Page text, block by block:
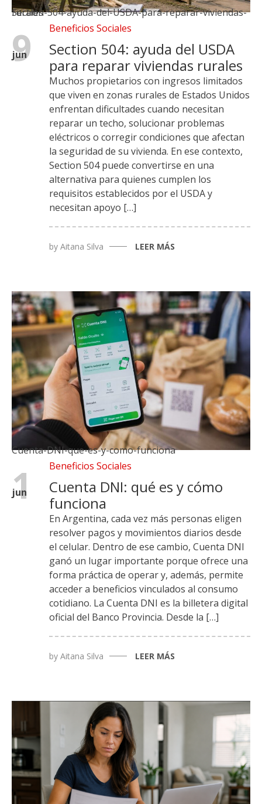
Section-504-ayuda-del-USDA-para-reparar-viviendas-rurales
jun
9 Beneficios Sociales
Section 504: ayuda del USDA
para reparar viviendas rurales
Muchos propietarios con ingresos limitados
que viven en zonas rurales de Estados Unidos
enfrentan dificultades cuando necesitan
reparar un techo, solucionar problemas
eléctricos o corregir condiciones que afectan
la seguridad de su vivienda. En ese contexto,
Section 504 puede convertirse en una
alternativa para quienes cumplen los
requisitos establecidos por el USDA y
necesitan apoyo […]
byAitana Silva LEER MÁS
Cuenta-DNI-que-es-y-como-funciona
jun
1 Beneficios Sociales
Cuenta DNI: qué es y cómo
funciona
En Argentina, cada vez más personas eligen
resolver pagos y movimientos diarios desde
el celular. Dentro de ese cambio, Cuenta DNI
ganó un lugar importante porque ofrece una
forma práctica de operar y, además, permite
acceder a beneficios vinculados al consumo
cotidiano. La Cuenta DNI es la billetera digital
oficial del Banco Provincia. Desde la […]
byAitana Silva LEER MÁS